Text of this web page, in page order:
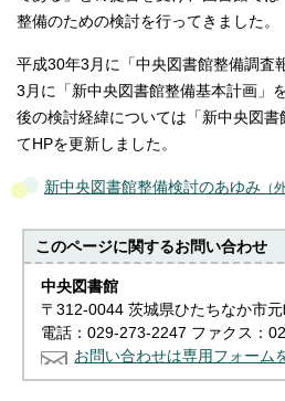
整備のための検討を行ってきました。
平成30年3月に「中央図書館整備調査
3月に「新中央図書館整備基本計画」
後の検討経緯については「新中央図
てHPを更新しました。
新中央図書館整備検討のあゆみ （
このページに関するお問い合わせ
中央図書館
〒312-0044 茨城県ひたちなか市
電話：029-273-2247 ファクス：
お問い合わせは専用フォーム